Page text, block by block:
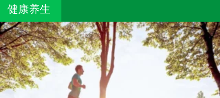
健康养生